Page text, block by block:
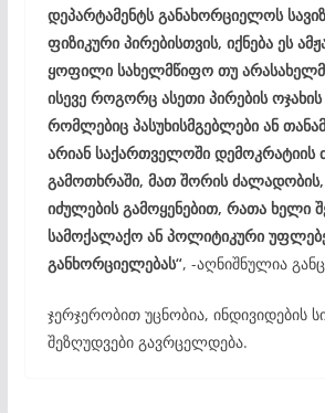
დეპარტამენტს განახორციელოს
ფიზიკური პირებისთვის, იქნება ეს
ყოფილი სახელმწიფო თუ
ისევე როგორც ასეთი პირების ოჯახის
რომლებიც პასუხისმგებლები ან
არიან საქართველოში დემოკრატიის
გამოთხრაში, მათ შორის
იძულების გამოყენებით, რათა ხელი
სამოქალაქო ან პოლიტიკური
განხორციელებას“, -აღნიშნულია
ჯერჯერობით უცნობია, ინდივიდების
შეზღუდვები გავრცელდება.